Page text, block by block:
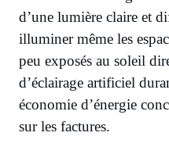
d’une lumière claire et
illuminer même les
peu exposés au soleil
d’éclairage artificiel
économie d’énergie
sur les factures.